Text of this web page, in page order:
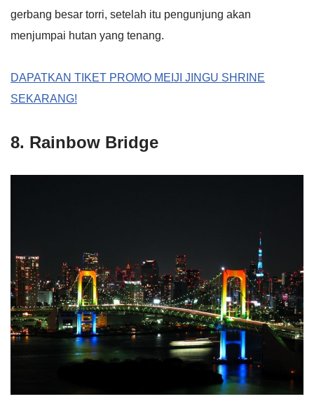
gerbang besar torri, setelah itu pengunjung akan
menjumpai hutan yang tenang.
DAPATKAN TIKET PROMO MEIJI JINGU SHRINE
SEKARANG!
8. Rainbow Bridge